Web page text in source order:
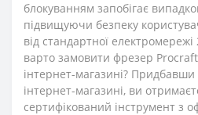
блокуванням запобігає
підвищуючи безпеку
від стандартної
варто замовити фрезер
інтернет-магазині?
інтернет-магазині, ви
сертифікований інструмент з